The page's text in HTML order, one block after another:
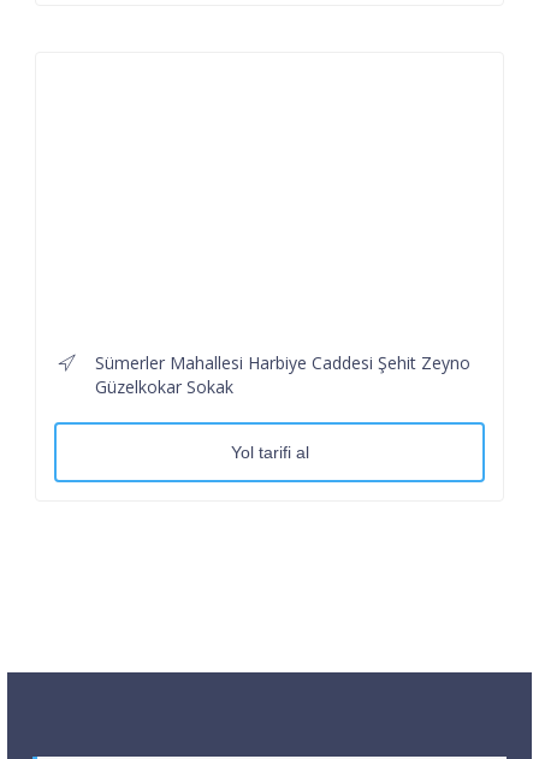
Sümerler Mahallesi Harbiye Caddesi Şehit Zeyno
Güzelkokar Sokak
Yol tarifi al